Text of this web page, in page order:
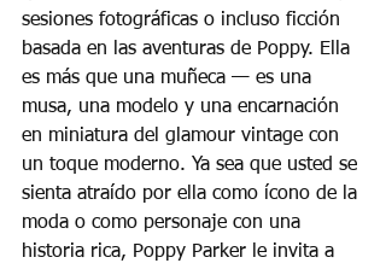
sesiones fotográficas o incluso ficción
basada en las aventuras de Poppy. Ella
es más que una muñeca — es una
musa, una modelo y una encarnación
en miniatura del glamour vintage con
un toque moderno. Ya sea que usted se
sienta atraído por ella como ícono de la
moda o como personaje con una
historia rica, Poppy Parker le invita a